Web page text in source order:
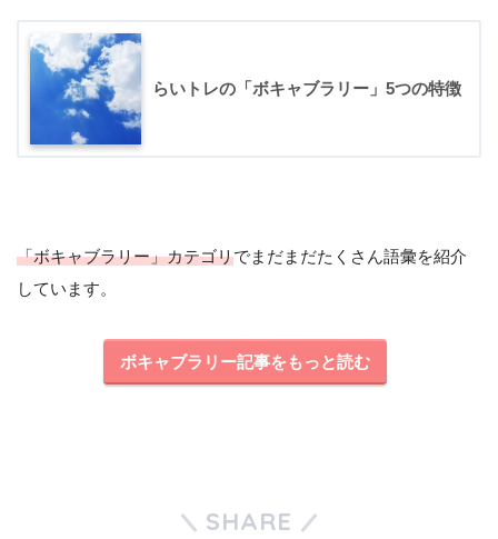
らいトレの「ボキャブラリー」5つの特徴
「ボキャブラリー」カテゴリでまだまだたくさん語彙を紹介
しています。
ボキャブラリー記事をもっと読む
SHARE